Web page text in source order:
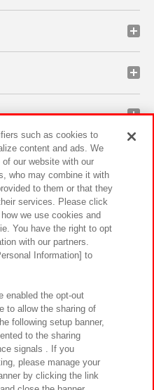
ティ サイトポリシー
クセシビリティ方針と検証結果
よくあるご質問・お問い合わせ
such as cookies to
content and ads. We
our website with our
who may combine it with
to them or that they
services. Please click
we use cookies and
You have the right to opt
with our partners.
Information] to
enabled the opt-out
to allow the sharing of
following setup banner,
to the sharing
signals . If you
please manage your
by clicking the link